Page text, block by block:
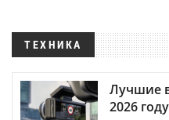
ТЕХНИКА
Лучшие
2026